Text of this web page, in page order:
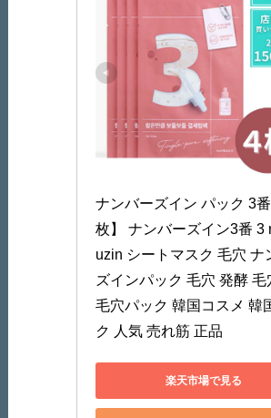
ナンバーズイン パック 3
枚】 ナンバーズイン3番 3
uzin シートマスク 毛穴 ナ
ズインパック 毛穴 発酵 毛
毛穴パック 韓国コスメ 韓
ク 人気 売れ筋 正品
楽天市場で見る